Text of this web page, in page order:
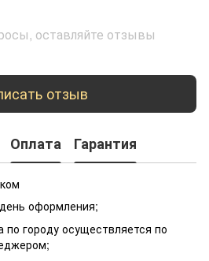
оставляйте отзывы
отзыв
Оплата Гарантия
оформления;
по городу осуществляется по